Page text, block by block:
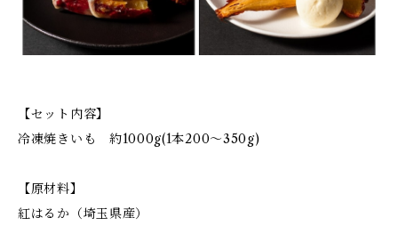
【セット内容】
冷凍焼きいも 約1000g(1本200～350g)
【原材料】
紅はるか（埼玉県産）